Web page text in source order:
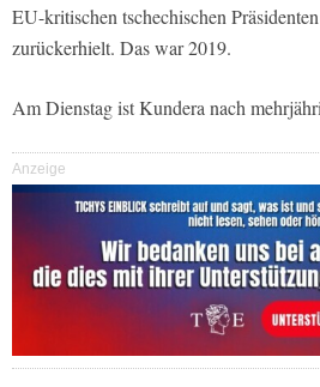
EU-kritischen tschechischen
zurückerhielt. Das war 2019.
Am Dienstag ist Kundera nach
Anzeige